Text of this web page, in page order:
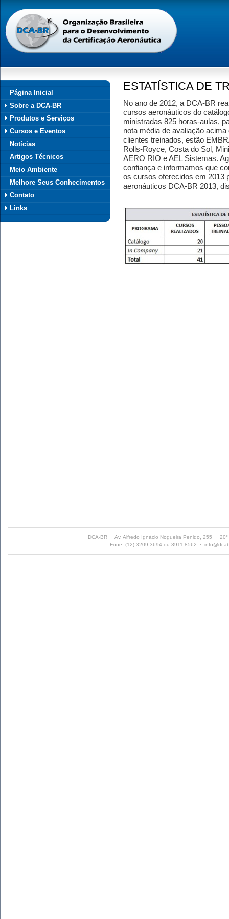
Página Inicial
Sobre a DCA-BR
Produtos e Serviços
Cursos e Eventos
Notícias
Artigos Técnicos
Meio Ambiente
Melhore Seus Conhecimentos
Contato
Links
ESTATÍSTICA DE
No ano de 2012, a DCA-BR
cursos aeronáuticos do
ministradas 825 horas-aulas,
nota média de avaliação
clientes treinados, estão
Rolls-Royce, Costa do Sol,
AERO RIO e AEL Sistemas.
confiança e informamos que
os cursos oferecidos em 2013
aeronáuticos DCA-BR 2013,
DCA-BR · Av. Alfredo Ignácio Nogueira Penido, 255 ·
Fone: (12) 3209-3694 ou 3911 8562 ·